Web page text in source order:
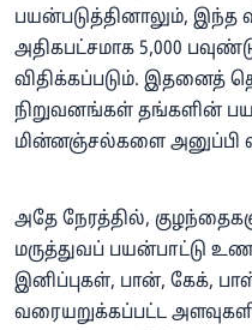
பயன்படுத்தினாலும், இந்த
அதிகபட்சமாக 5,000
விதிக்கப்படும். இதனைத்
நிறுவனங்கள் தங்களின்
மின்னஞ்சல்களை அனுப்பி
அதே நேரத்தில்,
மருத்துவப் பயன்பாட்டு
இனிப்புகள், பான், கேக்,
வரையறுக்கப்பட்ட